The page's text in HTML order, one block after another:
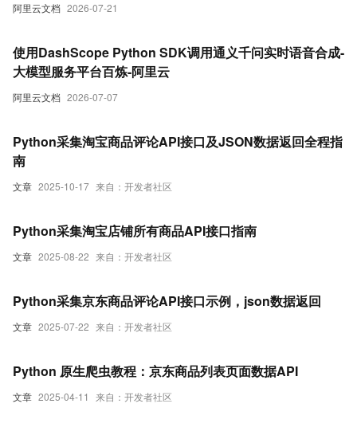
阿里云文档 2026-07-21
阿里云文档 2026-07-07
使用DashScope Python SDK调用通义千问实时语音合成-
大模型服务平台百炼-阿里云
文章 2025-10-17 来自：开发者社区
Python采集淘宝商品评论API接口及JSON数据返回全程指
南
文章 2025-08-22 来自：开发者社区
Python采集淘宝店铺所有商品API接口指南
文章 2025-07-22 来自：开发者社区
Python采集京东商品评论API接口示例，json数据返回
文章 2025-04-11 来自：开发者社区
Python 原生爬虫教程：京东商品列表页面数据API